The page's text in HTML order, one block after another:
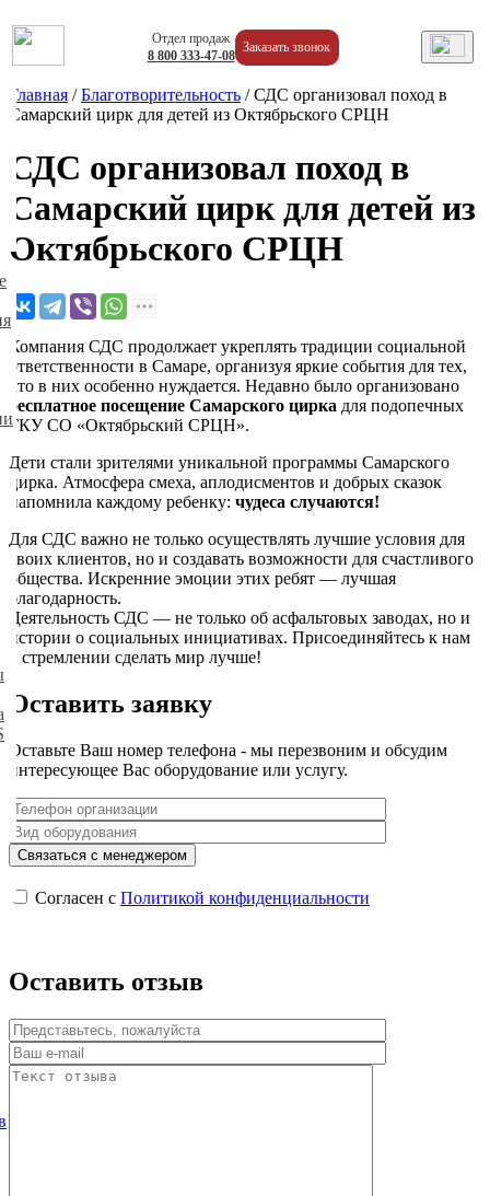
Заказать звонок
Отдел продаж
8 800333-47-08
Главная /Благотворительность /СДС организовал поход в
Самарский цирк для детей из Октябрьского СРЦН
СДС организовал поход в
Самарский цирк для детей из
Октябрьского СРЦН
Компания СДС продолжает укреплять традиции социальной
ответственности в Самаре, организуя яркие события для тех,
кто в них особенно нуждается. Недавно было организовано
бесплатное посещение Самарского цирка для подопечных
ГКУ СО «Октябрьский СРЦН».
Дети стали зрителями уникальной программы Самарского
цирка. Атмосфера смеха, аплодисментов и добрых сказок
напомнила каждому ребенку: чудеса случаются!
Для СДС важно не только осуществлять лучшие условия для
своих клиентов, но и создавать возможности для счастливого
общества. Искренние эмоции этих ребят — лучшая
благодарность.
Деятельность СДС — не только об асфальтовых заводах, но и
истории о социальных инициативах. Присоединяйтесь к нам
в стремлении сделать мир лучше!
Оставить заявку
Оставьте Ваш номер телефона - мы перезвоним и обсудим
интересующее Вас оборудование или услугу.
Согласен с Политикой конфиденциальности
Оставить отзыв